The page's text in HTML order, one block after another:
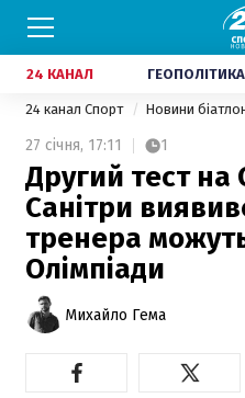
24 КАНАЛ ГЕОПОЛІТИКА
24 канал Спорт Новини
27 січня, 17:11 1
Другий тест на
Санітри
тренера
Олімпіади
Михайло Гема